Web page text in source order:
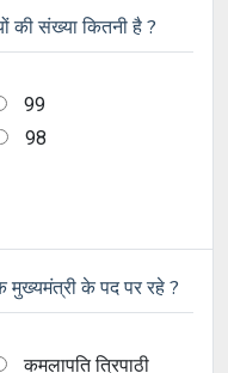
की संख्या कितनी है ?
99
98
के पद पर रहे ?
कमलापति त्रिपाठी